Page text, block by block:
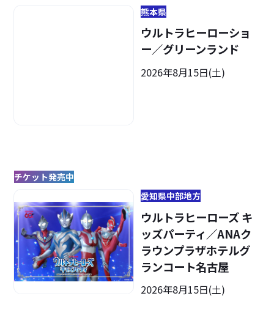
熊本県
ウルトラヒーローショ
ー／グリーンランド
2026年8月15日(土)
チケット発売中
愛知県中部地方
ウルトラヒーローズ キ
ッズパーティ／ANAク
ラウンプラザホテルグ
ランコート名古屋
2026年8月15日(土)